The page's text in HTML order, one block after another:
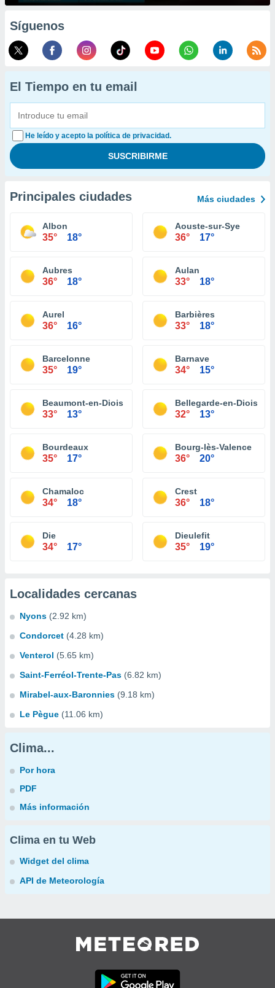
Síguenos
El Tiempo en tu email
He leído y acepto la política de privacidad.
Principales ciudades Más ciudades
Albon
35° 18°
Aouste-sur-Sye
36° 17°
Aubres
36° 18°
Aulan
33° 18°
Aurel
36° 16°
Barbières
33° 18°
Barcelonne
35° 19°
Barnave
34° 15°
Beaumont-en-Diois
33° 13°
Bellegarde-en-Diois
32° 13°
Bourdeaux
35° 17°
Bourg-lès-Valence
36° 20°
Chamaloc
34° 18°
Crest
36° 18°
Die
34° 17°
Dieulefit
35° 19°
Localidades cercanas
Nyons (2.92 km)
Condorcet (4.28 km)
Venterol (5.65 km)
Saint-Ferréol-Trente-Pas (6.82 km)
Mirabel-aux-Baronnies (9.18 km)
Le Pègue (11.06 km)
Clima...
Por hora
PDF
Más información
Clima en tu Web
Widget del clima
API de Meteorología